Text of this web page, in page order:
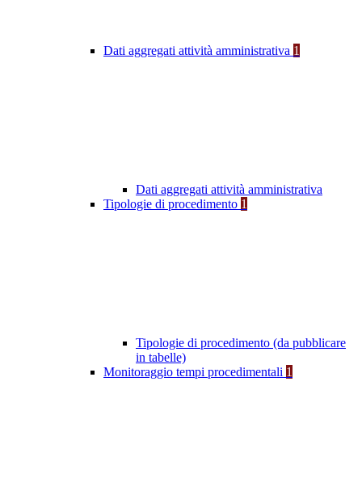
Dati aggregati attività amministrativa 1
Dati aggregati attività amministrativa
Tipologie di procedimento 1
Tipologie di procedimento (da pubblicare
in tabelle)
Monitoraggio tempi procedimentali 1